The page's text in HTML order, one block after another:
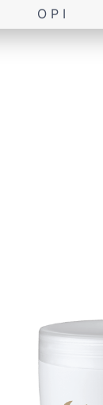
O P I